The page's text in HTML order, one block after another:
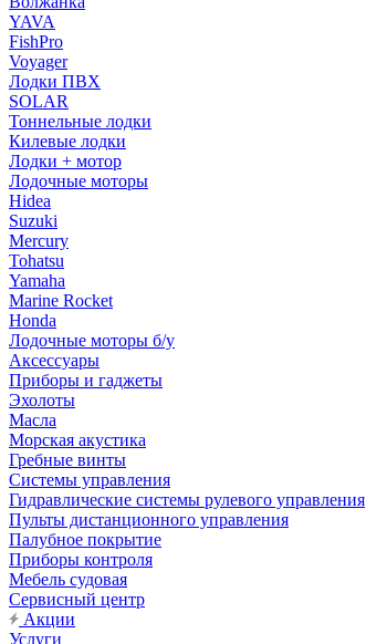
YAVA
FishPro
Voyager
Лодки ПВХ
SOLAR
Тоннельные лодки
Килевые лодки
Лодки + мотор
Лодочные моторы
Hidea
Suzuki
Mercury
Tohatsu
Yamaha
Marine Rocket
Honda
Лодочные моторы б/у
Аксессуары
Приборы и гаджеты
Эхолоты
Масла
Морская акустика
Гребные винты
Системы управления
Гидравлические системы рулевого управления
Пульты дистанционного управления
Палубное покрытие
Приборы контроля
Мебель судовая
Сервисный центр
Акции
Услуги